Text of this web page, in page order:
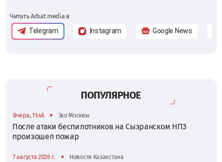
Читать Arbat media в
Telegram Instagram Google News
ПОПУЛЯРНОЕ
Вчера, 11:46 • Эхо Москвы
После атаки беспилотников на Сызранском НПЗ
произошел пожар
7 августа 2026 г. • Новости Казахстана